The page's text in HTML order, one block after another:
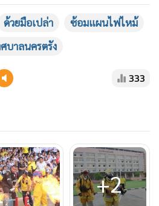
านป้องกันและบรรเทาสาธารณภัย
รรับมือกับอัคคีภัยทุกรูปแบบ และมี
รู้เกี่ยวกับการจัดการกับอัคคีภัยแก่
นดรุโณทัย ได้มีการซ้อมแผนหนีไฟ
ยน และการดับไฟไหม้ที่ถังแก๊ส ถือ
กเกิดไฟไหม้จริงๆ ก็จะสามารถรับมือ
ด้วยมือเปล่า
ซ้อมแผนไฟไหม้
บาลนครตรัง
333
+2